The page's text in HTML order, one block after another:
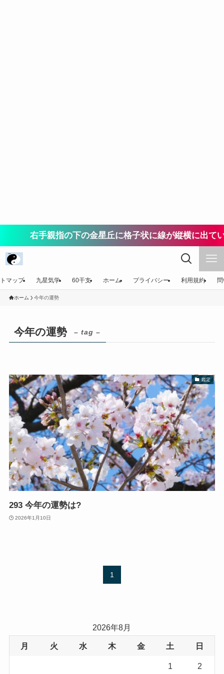
右手親指の下の金星丘に格子状に線が縦横に出て
マップ 九星気学 60干支 ホーム プライバシー 利用規約
ホーム 今年の運勢
今年の運勢 – tag –
鑑定
293 今年の運勢は?
2026年1月10日
1
2026年8月
月 火 水 木 金 土 日
1 2